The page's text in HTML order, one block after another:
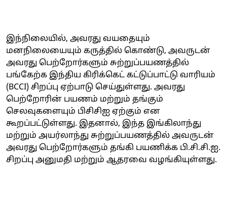
இந்நிலையில், அவரது வயதையும்
மனநிலையையும் கருத்தில் கொண்டு, அவருடன்
அவரது பெற்றோர்களும் சுற்றுப்பயணத்தில்
பங்கேற்க இந்திய கிரிக்கெட் கட்டுப்பாட்டு வாரியம்
(BCCI) சிறப்பு ஏற்பாடு செய்துள்ளது. அவரது
பெற்றோரின் பயணம் மற்றும் தங்கும்
செலவுகளையும் பிசிசிஐ ஏற்கும் என
கூறப்பட்டுள்ளது. இதனால், இந்த இங்கிலாந்து
மற்றும் அயர்லாந்து சுற்றுப்பயணத்தில் அவருடன்
அவரது பெற்றோர்களும் தங்கி பயணிக்க பி.சி.சி.ஐ.
சிறப்பு அனுமதி மற்றும் ஆதரவை வழங்கியுள்ளது.